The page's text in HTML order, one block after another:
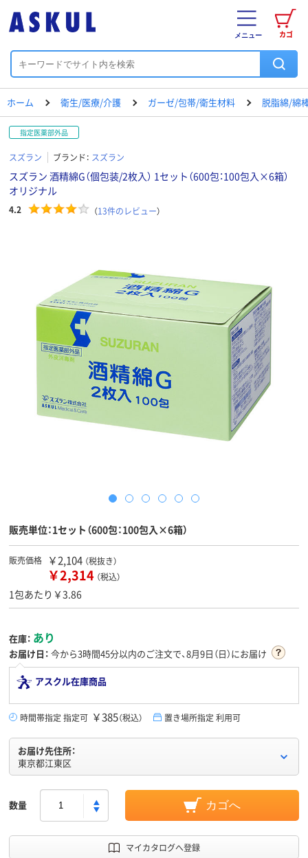
カゴ
メニュー
ホーム 衛生/医療/介護 ガーゼ/包帯/衛生材料 脱脂綿/綿
指定医薬部外品
スズラン ブランド： スズラン
スズラン 酒精綿G（個包装/2枚入） 1セット（600包：100包入×6箱）
オリジナル
4.2 （13件のレビュー）
販売単位：1セット（600包：100包入×6箱）
販売価格 ￥2,104 （税抜き）
￥2,314 （税込）
1包あたり￥3.86
在庫： あり
お届け日： 今から3時間45分以内のご注文で、8月9日（日）にお届け
アスクル在庫商品
時間帯指定 指定可 ￥385（税込） 置き場所指定 利用可
お届け先住所：
東京都江東区
数量 カゴへ
マイカタログへ登録